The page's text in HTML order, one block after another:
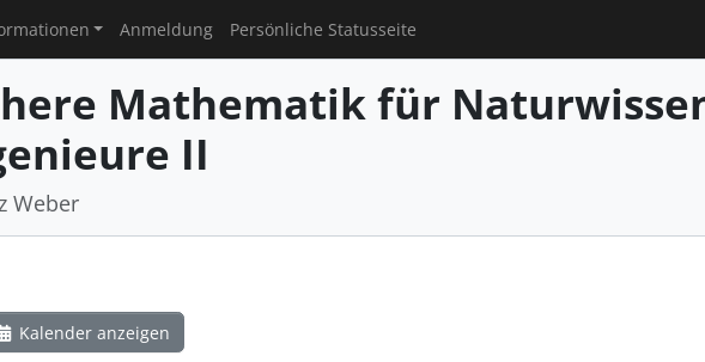
Anmeldung Persönliche Statusseite
Mathematik für
II
Weber
Kalender anzeigen